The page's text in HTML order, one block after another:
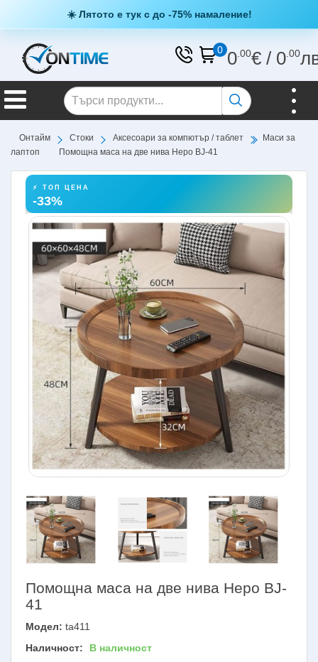
☀️ Лятото е тук с до -75% намаление!
0 0.00€/ 0.00
Онтайм Стоки Аксесоари за компютър / таблет
Маси за
лаптоп
Помощна маса на две нива Неро BJ-41
⚡ ТОП ЦЕНА
-33%
Помощна маса на две нива Неро BJ-
41
Модел: ta411
Наличност:
В наличност